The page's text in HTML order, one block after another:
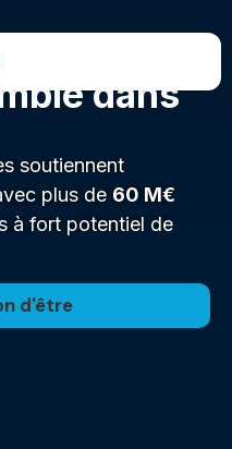
dans
soutiennent
plus de 60 M€
à fort potentiel de
d'être